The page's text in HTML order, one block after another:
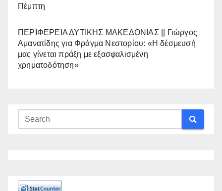
Πέμπτη
ΠΕΡΙΦΕΡΕΙΑ ΔΥΤΙΚΗΣ ΜΑΚΕΔΟΝΙΑΣ || Γιώργος
Αμανατίδης για Φράγμα Νεστορίου: «Η δέσμευσή
μας γίνεται πράξη με εξασφαλισμένη
χρηματοδότηση»